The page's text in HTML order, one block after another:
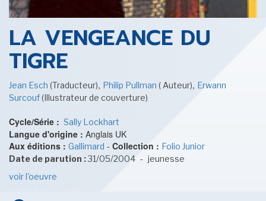
CINÉMA ET SÉRIES
LES ACTUALITÉS DE J.R.R. TOLKIEN
LE MOT DES ÉDITIONS ACTUSF
LA VENGEANCE DU
TIGRE
Jean Esch (Traducteur), Philip Pullman ( Auteur), Erwann
Surcouf(Illustrateur de couverture)
Cycle/Série : Sally Lockhart
Langue d'origine : Anglais UK
Aux éditions : Gallimard - Collection : Folio Junior
Date de parution :31/05/2004 - jeunesse
voir l'oeuvre